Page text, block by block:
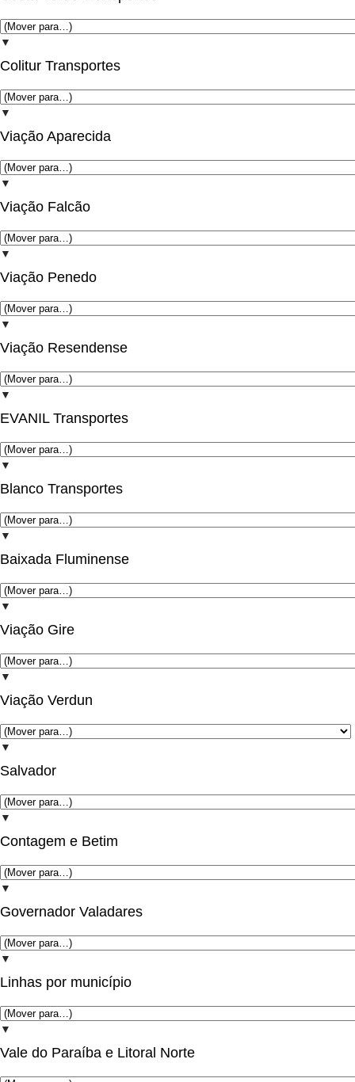
▼
Colitur Transportes
▼
Viação Aparecida
▼
Viação Falcão
▼
Viação Penedo
▼
Viação Resendense
▼
EVANIL Transportes
▼
Blanco Transportes
▼
Baixada Fluminense
▼
Viação Gire
▼
Viação Verdun
▼
Salvador
▼
Contagem e Betim
▼
Governador Valadares
▼
Linhas por município
▼
Vale do Paraíba e Litoral Norte